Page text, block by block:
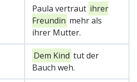
Paula vertraut ihrer
Freundin mehr als
ihrer Mutter.
Dem Kind tut der
Bauch weh.